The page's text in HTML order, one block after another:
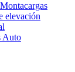
elevación
Auto